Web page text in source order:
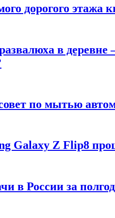
дорогого этажа
развалюха в
по мытью
Galaxy Z Flip8
в России за